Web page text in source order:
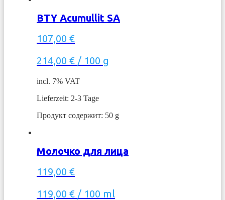
BTY Acumullit SA
107,00 €
214,00 € / 100 g
incl. 7% VAT
Lieferzeit: 2-3 Tage
Продукт содержит: 50 g
Молочко для лица
119,00 €
119,00 € / 100 ml